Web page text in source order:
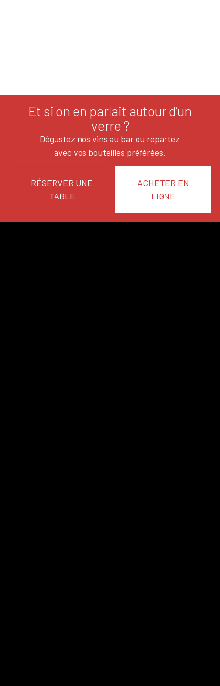
Et si on en parlait autour d’un
verre ?
Dégustez nos vins au bar ou repartez
avec vos bouteilles préférées.
RÉSERVER UNE
TABLE
ACHETER EN
LIGNE